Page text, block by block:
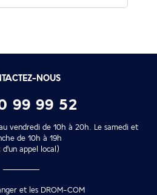
NOUS
99 99 52
vendredi de 10h à 20h. Le samedi et
de 10h à 19h
d'un appel local)
et les DROM-COM